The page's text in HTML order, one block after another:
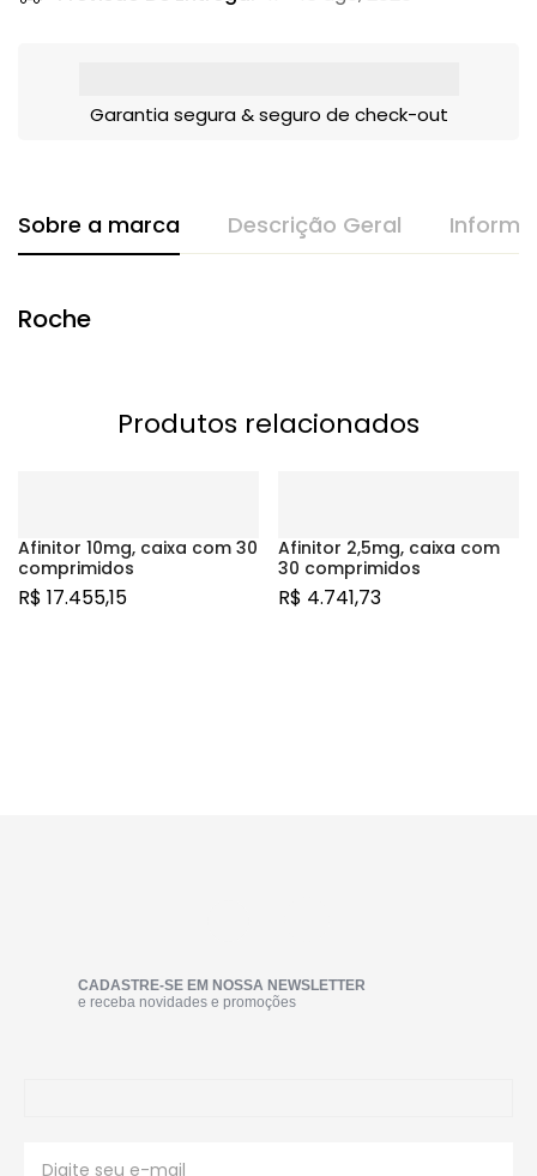
Garantia segura & seguro de check-out
Sobre a marca Descrição Geral
Roche
Produtos relacionados
Afinitor 10mg, caixa com 30
comprimidos
R$ 17.455,15
Afinitor 2,5mg, caixa com
30 comprimidos
R$ 4.741,73
CADASTRE-SE EM NOSSA NEWSLETTER
e receba novidades e promoções